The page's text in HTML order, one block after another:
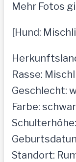
Mehr Fotos
[Hund:
Rasse:
Geschlecht:
Farbe:
Standort: